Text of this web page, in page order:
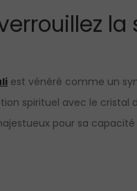
est vénéré comme un
spirituel avec le cristal
pour sa